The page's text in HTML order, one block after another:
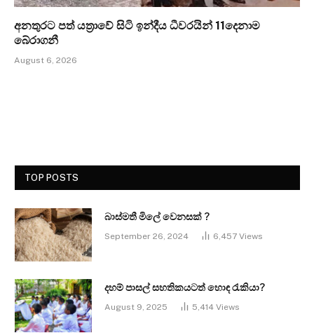
අනතුරට පත් යත්‍රාවේ සිටි ඉන්දීය ධීවරයින් 11දෙනාම
බේරාගනී
August 6, 2026
TOP POSTS
බාස්මතී මිලේ වෙනසක් ?
September 26, 2024 6,457 Views
දහම් පාසල් සහතිකයටත් හොඳ රැකියා?
August 9, 2025 5,414 Views